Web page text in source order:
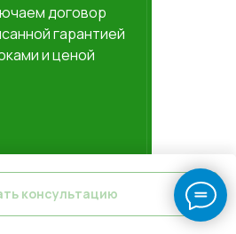
консультацию
договор
гарантией
и ценой